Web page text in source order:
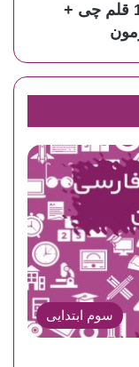
آزمون 12 تیر 1405 قلم چی +
سوم ابتدایی